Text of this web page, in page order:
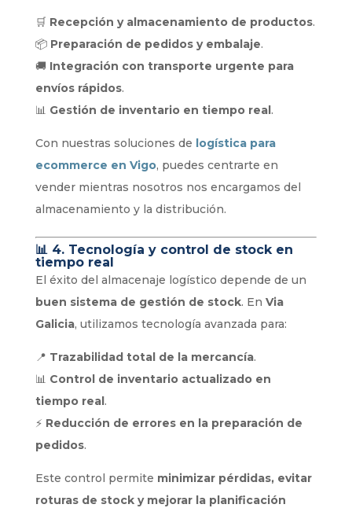
🛒 Recepción y almacenamiento de productos.
📦 Preparación de pedidos y embalaje.
🚚 Integración con transporte urgente para
envíos rápidos.
📊 Gestión de inventario en tiempo real.
Con nuestras soluciones de logística para
ecommerce en Vigo, puedes centrarte en
vender mientras nosotros nos encargamos del
almacenamiento y la distribución.
📊 4. Tecnología y control de stock en
tiempo real
El éxito del almacenaje logístico depende de un
buen sistema de gestión de stock. En Via
Galicia, utilizamos tecnología avanzada para:
📍 Trazabilidad total de la mercancía.
📊 Control de inventario actualizado en
tiempo real.
⚡ Reducción de errores en la preparación de
pedidos.
Este control permite minimizar pérdidas, evitar
roturas de stock y mejorar la planificación